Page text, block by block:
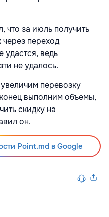
что за июль получить
через переход
удастся, ведь
не удалось.
перевозку
выполним объемы,
скидку на
он.
Point.md в Google